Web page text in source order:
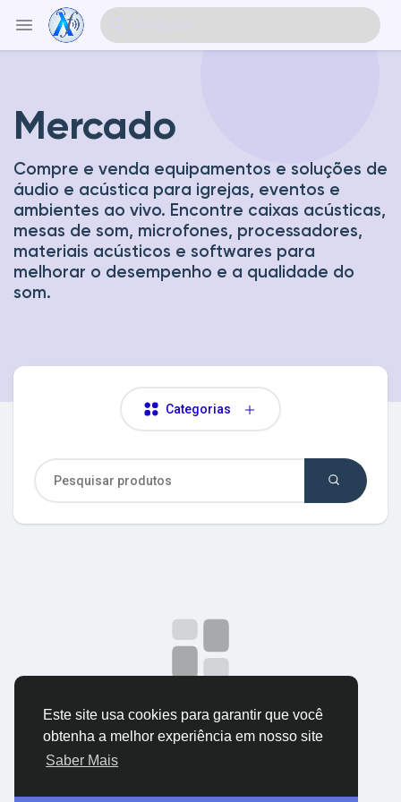
Este site usa cookies para garantir que você
obtenha a melhor experiência em nosso site
Saber Mais
Explorar Eventos
Meus Eventos
Explorar Artigos & Publicações
Meus Grupos
Postagens populares
Descubra Novas Postagens
Mercado
Compre e venda equipamentos e soluções de
áudio e acústica para igrejas, eventos e
ambientes ao vivo. Encontre caixas acústicas,
mesas de som, microfones, processadores,
materiais acústicos e softwares para
melhorar o desempenho e a qualidade do
som.
Categorias
Sem dados para exibir